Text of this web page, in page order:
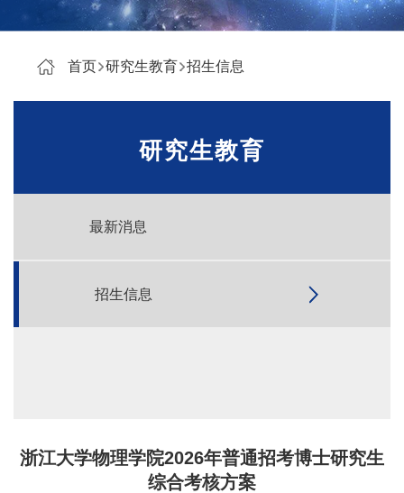
首页 研究生教育 招生信息
研究生教育
最新消息
招生信息
浙江大学物理学院2026年普通招考博士研究生
综合考核方案